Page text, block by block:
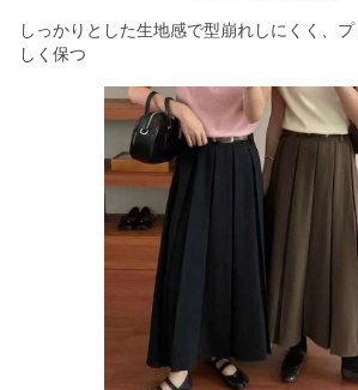
しっかりとした生地感で型崩れしにくく、
しく保つ